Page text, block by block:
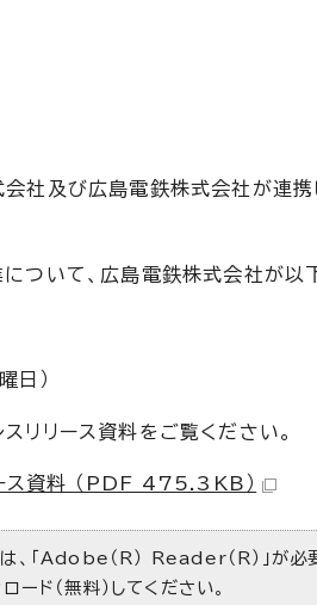
会社及び広島電鉄株式会社が連
ついて、広島電鉄株式会社が以
日）
リリース資料をご覧ください。
ス資料 （PDF 475.3KB）
、「Adobe（R） Reader（R）」が必
ード（無料）してください。